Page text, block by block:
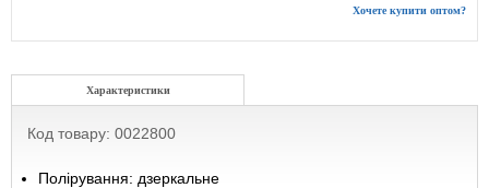
Хочете купити оптом?
Характеристики
Код товару: 0022800
Полірування: дзеркальне